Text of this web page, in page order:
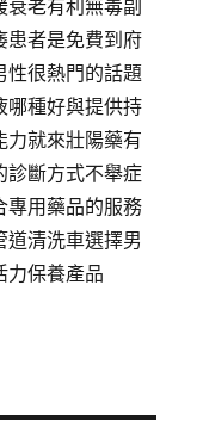
老有利無毒副
患者是免費到府
性很熱門的話題
哪種好與提供持
力就來壯陽藥有
診斷方式不舉症
專用藥品的服務
清洗車選擇男
力保養產品